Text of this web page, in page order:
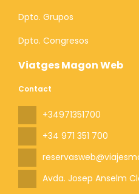
Viatges Magon Web
Contact
+34971351700
+34 971 351 700
Avda. Josep Anselm
Dpto. Grupos
Dpto. Congresos